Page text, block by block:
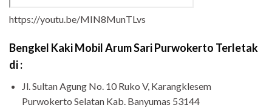
https://youtu.be/MIN8MunTLvs
Bengkel Kaki Mobil Arum Sari Purwokerto Terletak
di :
Jl. Sultan Agung No. 10 Ruko V, Karangklesem
Purwokerto Selatan Kab. Banyumas 53144